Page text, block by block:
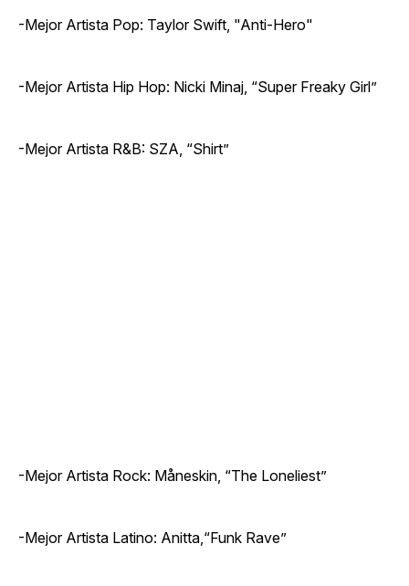
-Mejor Artista Pop: Taylor Swift, "Anti-Hero"
-Mejor Artista Hip Hop: Nicki Minaj, “Super Freaky Girl”
-Mejor Artista R&B: SZA, “Shirt”
-Mejor Artista Rock: Måneskin, “The Loneliest”
-Mejor Artista Latino: Anitta,“Funk Rave”